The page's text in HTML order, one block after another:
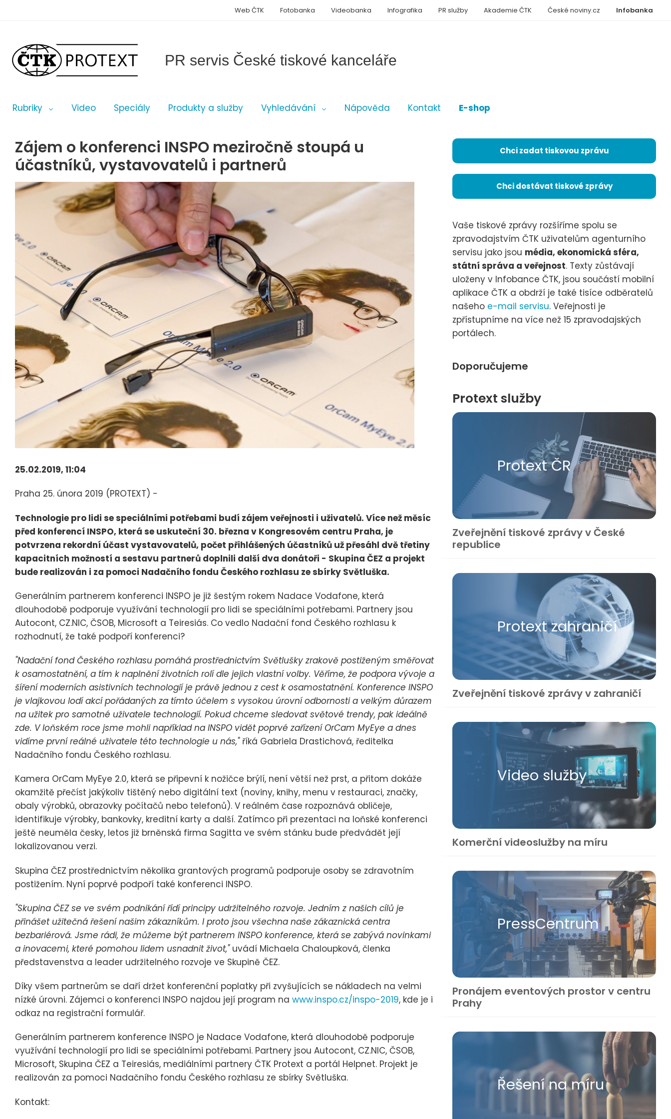
PR servis České tiskové kanceláře
Rubriky Video Speciály Produkty a služby Vyhledávání Nápověda Kontakt E-shop
Infobanka
Web ČTK Fotobanka Videobanka Infografika PR služby Akademie ČTK České noviny.cz
Zájem o konferenci INSPO meziročně stoupá u
účastníků, vystavovatelů i partnerů
25.02.2019, 11:04
Praha 25. února 2019 (PROTEXT) -
Technologie pro lidi se speciálními potřebami budí zájem veřejnosti i uživatelů. Více než měsíc
před konferencí INSPO, která se uskuteční 30. března v Kongresovém centru Praha, je
potvrzena rekordní účast vystavovatelů, počet přihlášených účastníků už přesáhl dvě třetiny
kapacitních možností a sestavu partnerů doplnili další dva donátoři - Skupina ČEZ a projekt
bude realizován i za pomoci Nadačního fondu Českého rozhlasu ze sbírky Světluška.
Generálním partnerem konferenci INSPO je již šestým rokem Nadace Vodafone, která
dlouhodobě podporuje využívání technologií pro lidi se speciálními potřebami. Partnery jsou
Autocont, CZ.NIC, ČSOB, Microsoft a Teiresiás. Co vedlo Nadační fond Českého rozhlasu k
rozhodnutí, že také podpoří konferenci?
"Nadační fond Českého rozhlasu pomáhá prostřednictvím Světlušky zrakově postiženým směřovat
k osamostatnění, a tím k naplnění životních rolí dle jejich vlastní volby. Věříme, že podpora vývoje a
šíření moderních asistivních technologií je právě jednou z cest k osamostatnění. Konference INSPO
je vlajkovou lodí akcí pořádaných za tímto účelem s vysokou úrovní odbornosti a velkým důrazem
na užitek pro samotné uživatele technologií. Pokud chceme sledovat světové trendy, pak ideálně
zde. V loňském roce jsme mohli například na INSPO vidět poprvé zařízení OrCam MyEye a dnes
vidíme první reálné uživatele této technologie u nás,"říká Gabriela Drastichová, ředitelka
Nadačního fondu Českého rozhlasu.
Kamera OrCam MyEye 2.0, která se připevní k nožičce brýlí, není větší než prst, a přitom dokáže
okamžitě přečíst jakýkoliv tištěný nebo digitální text (noviny, knihy, menu v restauraci, značky,
obaly výrobků, obrazovky počítačů nebo telefonů). V reálném čase rozpoznává obličeje,
identifikuje výrobky, bankovky, kreditní karty a další. Zatímco při prezentaci na loňské konferenci
ještě neuměla česky, letos již brněnská firma Sagitta ve svém stánku bude předvádět její
lokalizovanou verzi.
Skupina ČEZ prostřednictvím několika grantových programů podporuje osoby se zdravotním
postižením. Nyní poprvé podpoří také konferenci INSPO.
"Skupina ČEZ se ve svém podnikání řídí principy udržitelného rozvoje. Jedním z našich cílů je
přinášet užitečná řešení našim zákazníkům. I proto jsou všechna naše zákaznická centra
bezbariérová. Jsme rádi, že můžeme být partnerem INSPO konference, která se zabývá novinkami
a inovacemi, které pomohou lidem usnadnit život,"uvádí Michaela Chaloupková, členka
představenstva a leader udržitelného rozvoje ve Skupině ČEZ.
Díky všem partnerům se daří držet konferenční poplatky při zvyšujících se nákladech na velmi
nízké úrovni. Zájemci o konferenci INSPO najdou její program na www.inspo.cz/inspo-2019, kde je i
odkaz na registrační formulář.
Generálním partnerem konference INSPO je Nadace Vodafone, která dlouhodobě podporuje
využívání technologií pro lidi se speciálními potřebami. Partnery jsou Autocont, CZ.NIC, ČSOB,
Microsoft, Skupina ČEZ a Teiresiás, mediálními partnery ČTK Protext a portál Helpnet. Projekt je
realizován za pomoci Nadačního fondu Českého rozhlasu ze sbírky Světluška.
Kontakt:
Chci zadat tiskovou zprávu
Chci dostávat tiskové zprávy
Vaše tiskové zprávy rozšíříme spolu se
zpravodajstvím ČTK uživatelům agenturního
servisu jako jsou média, ekonomická sféra,
státní správa a veřejnost. Texty zůstávají
uloženy v Infobance ČTK, jsou součástí mobilní
aplikace ČTK a obdrží je také tisíce odběratelů
našeho e-mail servisu. Veřejnosti je
zpřístupníme na více než 15 zpravodajských
portálech.
Doporučujeme
Protext služby
Protext ČR
Zveřejnění tiskové zprávy v České
republice
Protext zahraničí
Zveřejnění tiskové zprávy v zahraničí
Video služby
Komerční videoslužby na míru
Press​Centrum
Pronájem eventových prostor v centru
Prahy
Řešení na míru